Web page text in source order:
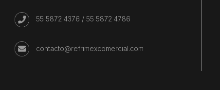
55 5872 4376 / 55 5872 4786
contacto@refrimexcomercial.com